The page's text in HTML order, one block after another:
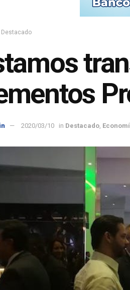
Destacado
2020/03/10 in Destacado